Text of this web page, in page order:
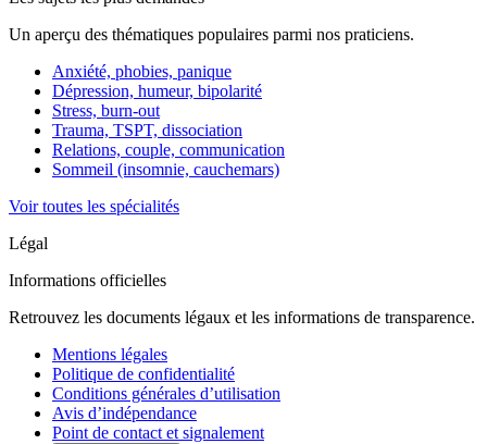
Un aperçu des thématiques populaires parmi nos praticiens.
Anxiété, phobies, panique
Dépression, humeur, bipolarité
Stress, burn-out
Trauma, TSPT, dissociation
Relations, couple, communication
Sommeil (insomnie, cauchemars)
Voir toutes les spécialités
Légal
Informations officielles
Retrouvez les documents légaux et les informations de transparence.
Mentions légales
Politique de confidentialité
Conditions générales d’utilisation
Avis d’indépendance
Point de contact et signalement